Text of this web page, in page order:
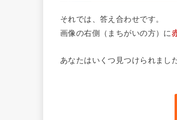
それでは、答え合わせです。
画像の右側（まちがいの方）に
あなたはいくつ見つけられまし